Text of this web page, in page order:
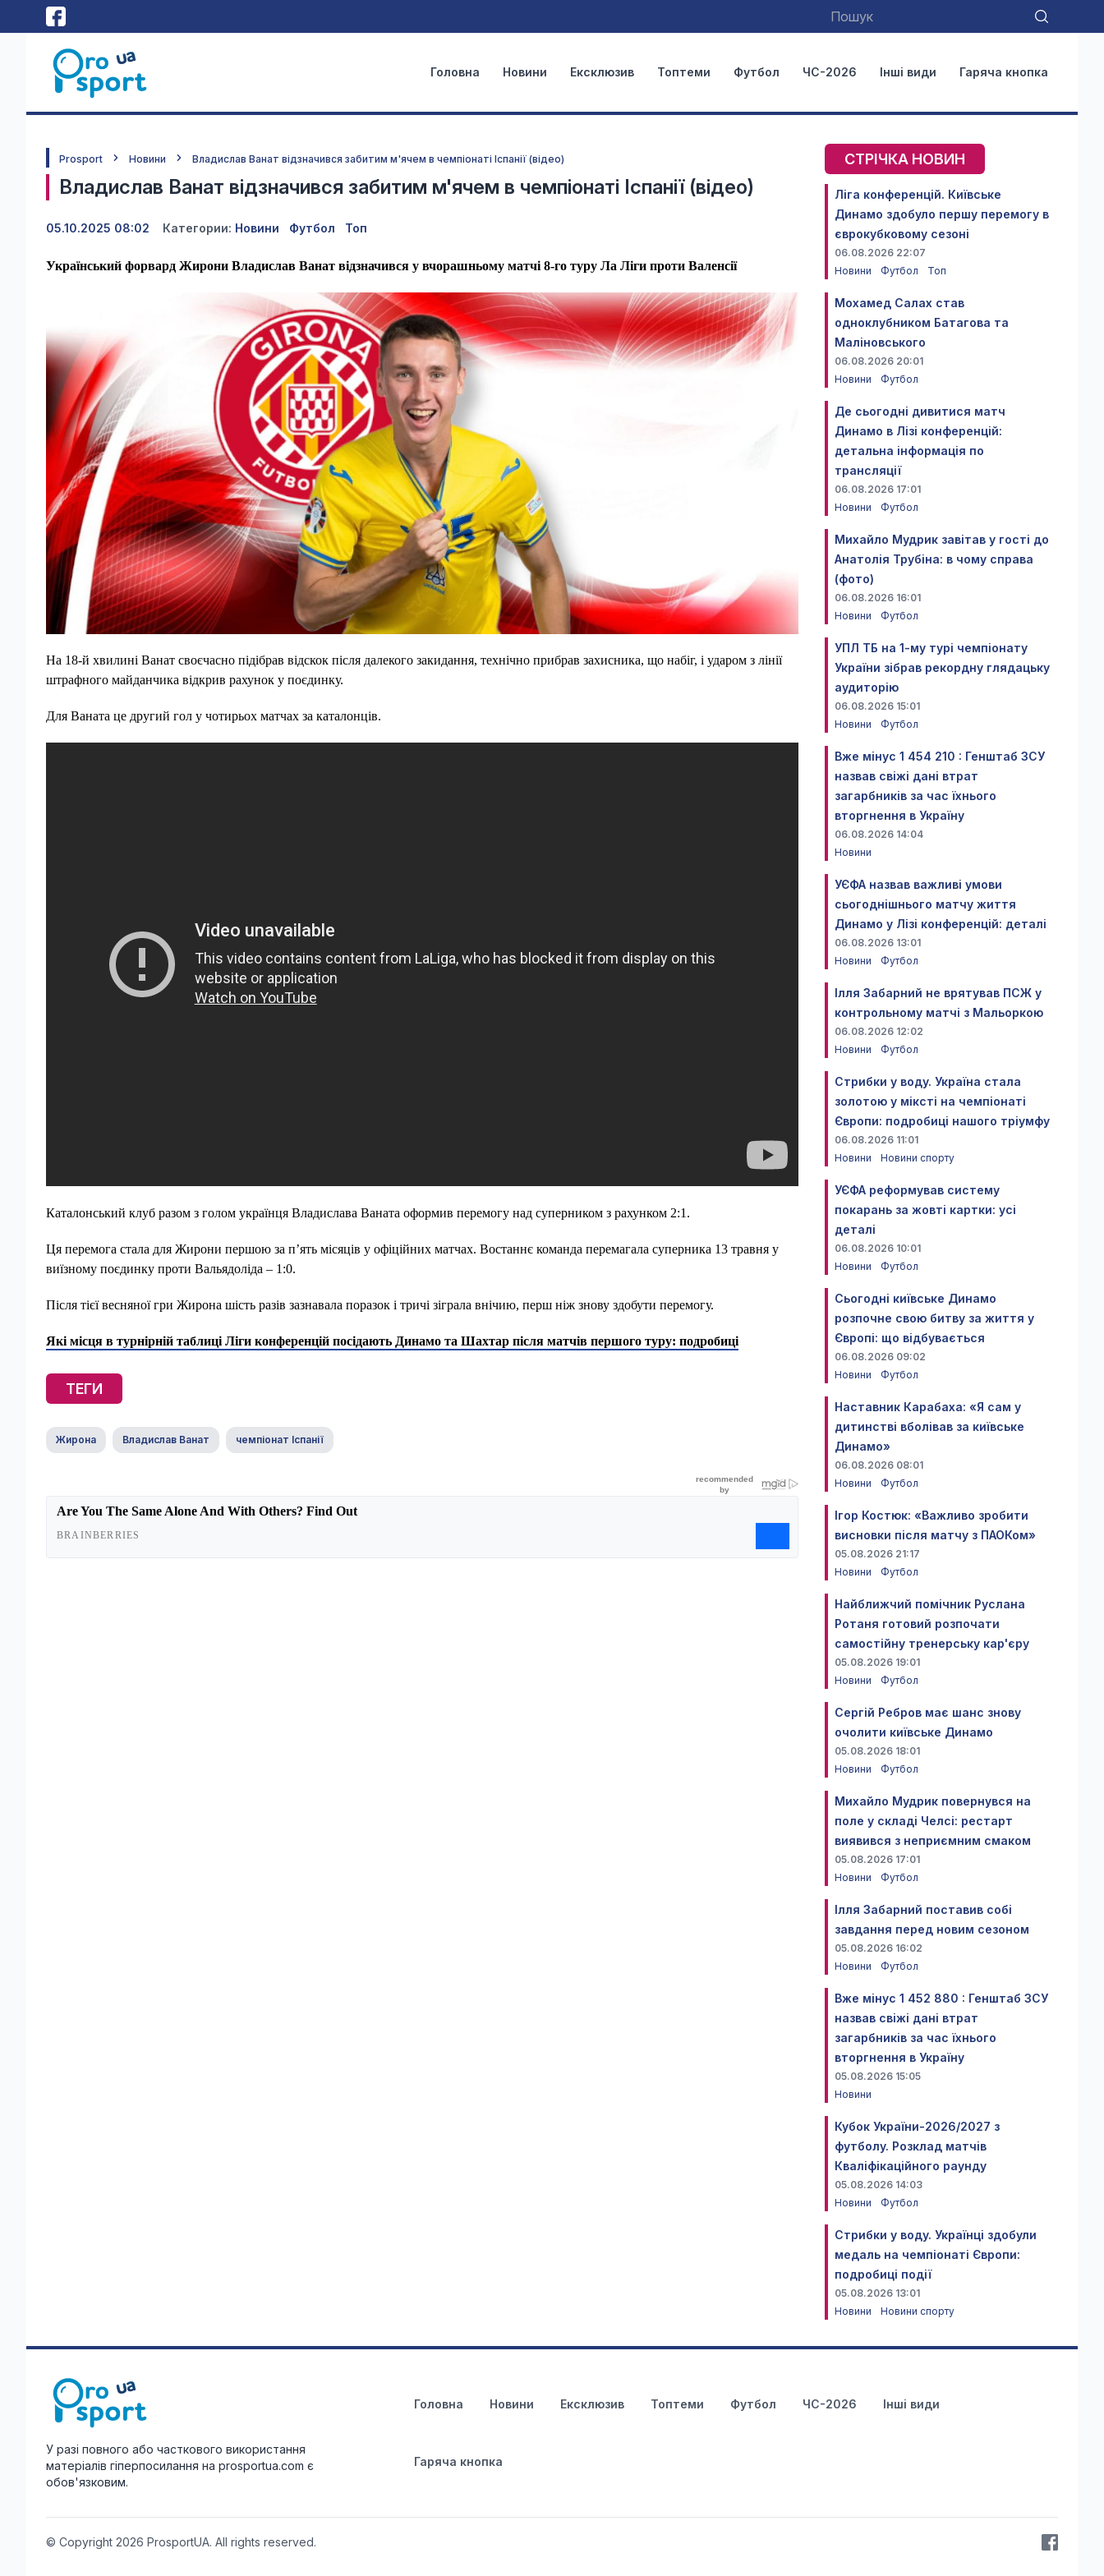
Головна Новини Ексклюзив Топтеми Футбол ЧС-2026 Інші види Гаряча кнопка
Prosport Новини Владислав Ванат відзначився забитим м'ячем в чемпіонаті Іспанії (відео)
Владислав Ванат відзначився забитим м'ячем в чемпіонаті Іспанії (відео)
05.10.2025 08:02 Категории: Новини Футбол Топ
Український форвард Жирони Владислав Ванат відзначився у вчорашньому матчі 8-го туру Ла Ліги проти Валенсії
На 18-й хвилині Ванат своєчасно підібрав відскок після далекого закидання, технічно прибрав захисника, що набіг, і ударом з лінії
штрафного майданчика відкрив рахунок у поєдинку.
Для Ваната це другий гол у чотирьох матчах за каталонців.
Каталонський клуб разом з голом українця Владислава Ваната оформив перемогу над суперником з рахунком 2:1.
Ця перемога стала для Жирони першою за п’ять місяців у офіційних матчах. Востаннє команда перемагала суперника 13 травня у
виїзному поєдинку проти Вальядоліда – 1:0.
Після тієї весняної гри Жирона шість разів зазнавала поразок і тричі зіграла внічию, перш ніж знову здобути перемогу.
Які місця в турнірній таблиці Ліги конференцій посідають Динамо та Шахтар після матчів першого туру: подробиці
ТЕГИ
Жирона Владислав Ванат чемпіонат Іспанії
СТРІЧКА НОВИН
Ліга конференцій. Київське
Динамо здобуло першу перемогу в
єврокубковому сезоні
06.08.2026 22:07
Новини
Футбол Топ
Мохамед Салах став
одноклубником Батагова та
Маліновського
06.08.2026 20:01
Новини
Футбол
Де сьогодні дивитися матч
Динамо в Лізі конференцій:
детальна інформація по
трансляції
06.08.2026 17:01
Новини
Футбол
Михайло Мудрик завітав у гості до
Анатолія Трубіна: в чому справа
(фото)
06.08.2026 16:01
Новини
Футбол
УПЛ ТБ на 1-му турі чемпіонату
України зібрав рекордну глядацьку
аудиторію
06.08.2026 15:01
Новини
Футбол
Вже мінус 1 454 210 : Генштаб ЗСУ
назвав свіжі дані втрат
загарбників за час їхнього
вторгнення в Україну
06.08.2026 14:04
Новини
УЄФА назвав важливі умови
сьогоднішнього матчу життя
Динамо у Лізі конференцій: деталі
06.08.2026 13:01
Новини
Футбол
Ілля Забарний не врятував ПСЖ у
контрольному матчі з Мальоркою
06.08.2026 12:02
Новини
Футбол
Стрибки у воду. Україна стала
золотою у міксті на чемпіонаті
Європи: подробиці нашого тріумфу
06.08.2026 11:01
Новини
Новини спорту
УЄФА реформував систему
покарань за жовті картки: усі
деталі
06.08.2026 10:01
Новини
Футбол
Сьогодні київське Динамо
розпочне свою битву за життя у
Європі: що відбувається
06.08.2026 09:02
Новини
Футбол
Наставник Карабаха: «Я сам у
дитинстві вболівав за київське
Динамо»
06.08.2026 08:01
Новини
Футбол
Ігор Костюк: «Важливо зробити
висновки після матчу з ПАОКом»
05.08.2026 21:17
Новини
Футбол
Найближчий помічник Руслана
Ротаня готовий розпочати
самостійну тренерську кар'єру
05.08.2026 19:01
Новини
Футбол
Сергій Ребров має шанс знову
очолити київське Динамо
05.08.2026 18:01
Новини
Футбол
Михайло Мудрик повернувся на
поле у складі Челсі: рестарт
виявився з неприємним смаком
05.08.2026 17:01
Новини
Футбол
Ілля Забарний поставив собі
завдання перед новим сезоном
05.08.2026 16:02
Новини
Футбол
Вже мінус 1 452 880 : Генштаб ЗСУ
назвав свіжі дані втрат
загарбників за час їхнього
вторгнення в Україну
05.08.2026 15:05
Новини
Кубок України-2026/2027 з
футболу. Розклад матчів
Кваліфікаційного раунду
05.08.2026 14:03
Новини
Футбол
Стрибки у воду. Українці здобули
медаль на чемпіонаті Європи:
подробиці події
05.08.2026 13:01
Новини
Новини спорту
У разі повного або часткового використання
матеріалів гіперпосилання на prosportua.com є
обов'язковим.
Головна Новини Ексклюзив Топтеми Футбол ЧС-2026 Інші види
Гаряча кнопка
© Copyright 2026 ProsportUA. All rights reserved.